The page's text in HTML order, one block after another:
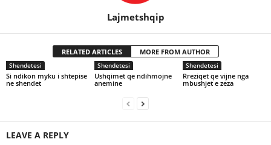
Lajmetshqip
RELATED ARTICLES MORE FROM AUTHOR
Shendetesi
Si ndikon myku i shtepise
ne shendet
Shendetesi
Ushqimet qe ndihmojne
anemine
Shendetesi
Rreziqet qe vijne nga
mbushjet e zeza
LEAVE A REPLY